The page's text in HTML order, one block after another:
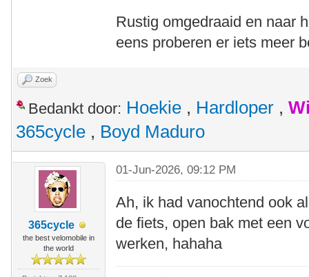
Rustig omgedraaid en naar
eens proberen er iets meer
Zoek
Bedankt door: Hoekie , Hardloper ,
365cycle , Boyd Maduro
365cycle
the best velomobile in
the world
01-Jun-2026, 09:12 PM
Ah, ik had vanochtend ook
de fiets, open bak met een
werken, hahaha